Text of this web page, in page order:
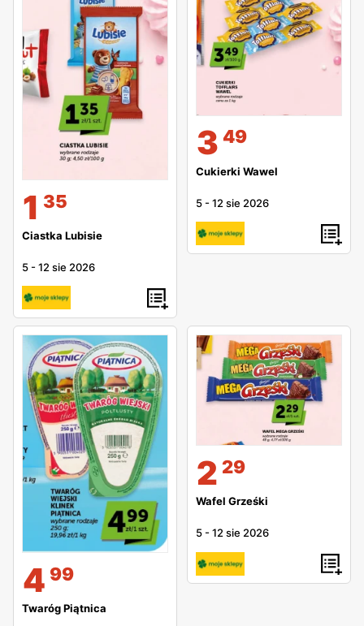
1 35
Ciastka Lubisie
5 -12 sie 2026
3 49
Cukierki Wawel
5 -12 sie 2026
4 99
Twaróg Piątnica
2 29
Wafel Grześki
5 -12 sie 2026